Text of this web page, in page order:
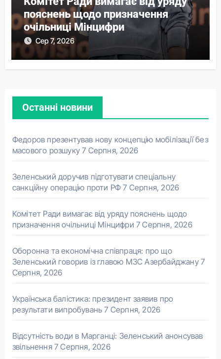
пояснень щодо призначення
очільниці Мінцифри
Сер 7, 2026
Останні новини
Федоров презентував нову концепцію мобілізації без
масового розшуку 7 Серпня, 2026
Зеленський доручив підготувати спеціальну
санкційну операцію проти РФ 7 Серпня, 2026
Комітет Ради вимагає від уряду пояснень щодо
призначення очільниці Мінцифри 7 Серпня, 2026
Оборонна та економічна співпраця: про що
Зеленський говорив із главою МЗС Азербайджану 7
Серпня, 2026
Українська балістика: президент заявив про
результати випробувань 7 Серпня, 2026
Відсутність води в Марганці: Зеленський анонсував
звільнення 7 Серпня, 2026